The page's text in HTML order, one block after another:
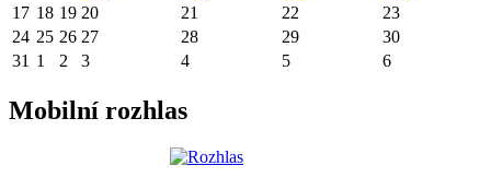
17 18 19 20 21 22
23
24 25 26 27 28 29
30
31 1 2 3 4 5 6
Mobilní rozhlas